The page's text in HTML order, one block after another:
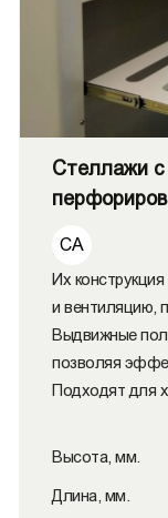
Стеллажи
СА
Их
и вентиляцию,
Выдвижные
позволяя
Подходят для
Высота, мм.
Длина, мм.